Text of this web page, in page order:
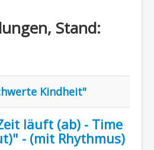
Stand:
Kindheit"
läuft (ab) - Time
- (mit Rhythmus)